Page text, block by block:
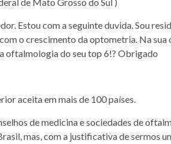
Estou com a seguinte duvida. Sou
o crescimento da optometria. Na
oftalmologia do seu top 6!? Obrigado
aceita em mais de 100 países.
de medicina e sociedades de
mas, com a justificativa de sermos